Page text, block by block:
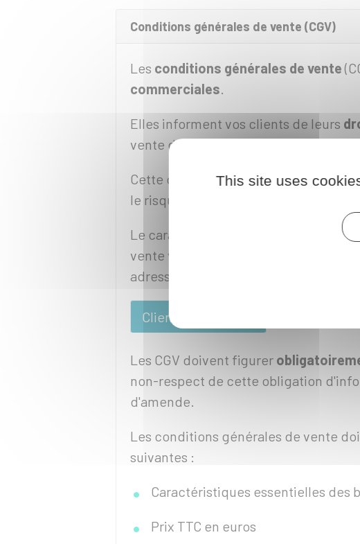
Conditions générales de vente (CGV)
Les conditions générales de vente
commerciales.
Elles informent vos clients de leurs
vente de vos produits et/ou de vos
Cette obligation de transparence
le risque de litige entre vos clients et
Le caractère obligatoire et le
vente varient selon que votre offre
adressée à des
Clients particuliers
Les CGV doivent figurer
non-respect de cette obligation
d'amende.
Les conditions générales de vente
suivantes :
Caractéristiques essentielles des
Prix TTC en euros
This site uses